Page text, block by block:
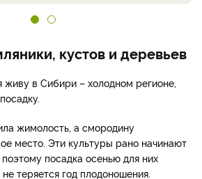
кустов и деревьев
живу в Сибири – холодном регионе,
жимолость, а смородину
место. Эти культуры рано начинают
посадка осенью для них
теряется год плодоношения.